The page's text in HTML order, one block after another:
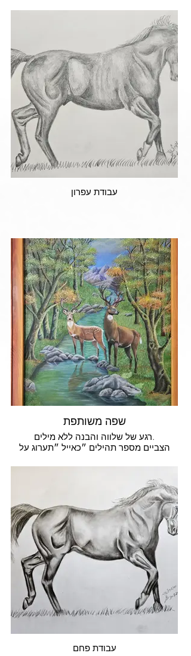
עבודת עפרון
שפה משותפת
רגע של שלווה והבנה ללא מילים.
הצביים מספר תהילים ״כאייל ״תערוג על
עבודת פחם